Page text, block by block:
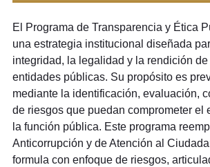
El Programa de Transparencia y Ética
una estrategia institucional diseñada
integridad, la legalidad y la rendición
entidades públicas. Su propósito es
mediante la identificación, evaluación,
de riesgos que puedan comprometer el
la función pública. Este programa
Anticorrupción y de Atención al
formula con enfoque de riesgos,